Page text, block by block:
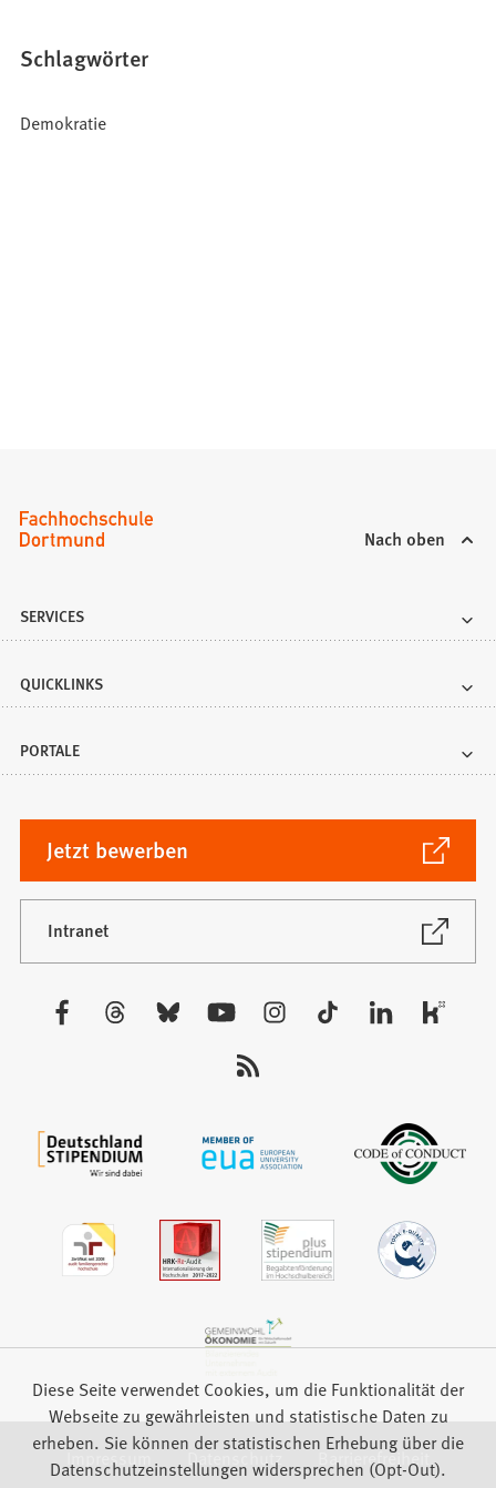
Schlagwörter
Demokratie
Nach oben
SERVICES
QUICKLINKS
PORTALE
Jetzt bewerben
(Öffnet
in
einem
neuen
Tab)
Intranet
(Öffnet
neuen
Besuchen
Impressum Datenschutz Barrierefreiheit
Diese Seite verwendet Cookies, um die Funktionalität der
Webseite zu gewährleisten und statistische Daten zu
erheben. Sie können der statistischen Erhebung über die
Datenschutzeinstellungen widersprechen (Opt-Out).